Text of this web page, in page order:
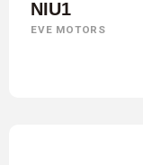
NIU1
EVE MOTORS